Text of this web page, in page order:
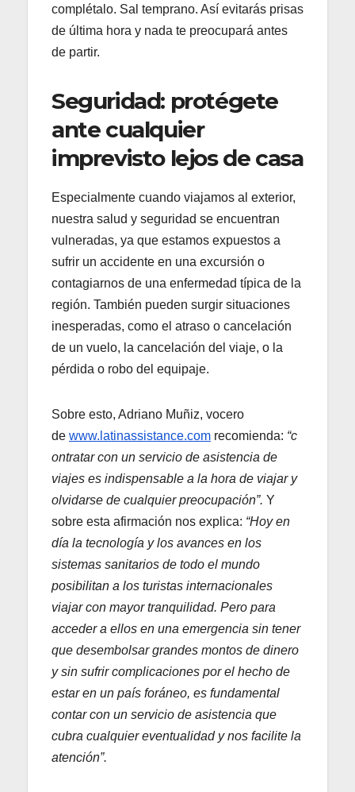
complétalo. Sal temprano. Así evitarás prisas
de última hora y nada te preocupará antes
de partir.
Seguridad: protégete
ante cualquier
imprevisto lejos de casa
Especialmente cuando viajamos al exterior,
nuestra salud y seguridad se encuentran
vulneradas, ya que estamos expuestos a
sufrir un accidente en una excursión o
contagiarnos de una enfermedad típica de la
región. También pueden surgir situaciones
inesperadas, como el atraso o cancelación
de un vuelo, la cancelación del viaje, o la
pérdida o robo del equipaje.
Sobre esto, Adriano Muñiz, vocero
de www.latinassistance.com recomienda: “c
ontratar con un servicio de asistencia de
viajes es indispensable a la hora de viajar y
olvidarse de cualquier preocupación”. Y
sobre esta afirmación nos explica: “Hoy en
día la tecnología y los avances en los
sistemas sanitarios de todo el mundo
posibilitan a los turistas internacionales
viajar con mayor tranquilidad. Pero para
acceder a ellos en una emergencia sin tener
que desembolsar grandes montos de dinero
y sin sufrir complicaciones por el hecho de
estar en un país foráneo, es fundamental
contar con un servicio de asistencia que
cubra cualquier eventualidad y nos facilite la
atención”.